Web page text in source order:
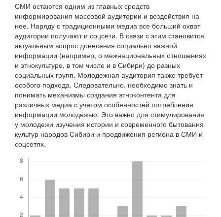
СМИ остаются одним из главных средств
информирования массовой аудитории и воздействия на
нее. Наряду с традиционными медиа все больший охват
аудитории получают и соцсети. В связи с этим становится
актуальным вопрос донесения социально важной
информации (например, о межнациональных отношениях
и этнокультуре, в том числе и в Сибири) до разных
социальных групп. Молодежная аудитория также требует
особого подхода. Следовательно, необходимо знать и
понимать механизмы создания этноконтента для
различных медиа с учетом особенностей потребления
информации молодежью. Это важно для стимулирования
у молодежи изучения истории и современного бытования
культур народов Сибири и продвижения региона в СМИ и
соцсетях.